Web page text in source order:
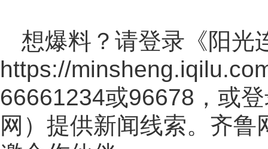
想爆料？请登录《阳光
https://
66661234或96678，或
网 ）提供新闻线索。齐鲁